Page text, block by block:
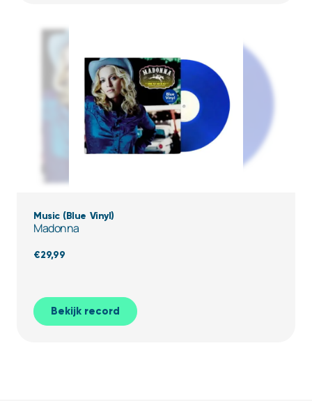
Music (Blue Vinyl)
Madonna
€29,99
Bekijk record